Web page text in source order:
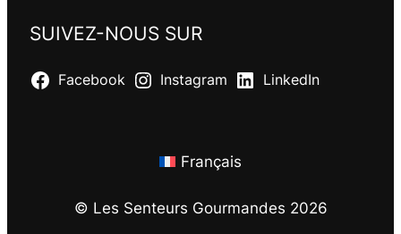
SUIVEZ-NOUS SUR
Facebook Instagram LinkedIn
Français
© Les Senteurs Gourmandes 2026